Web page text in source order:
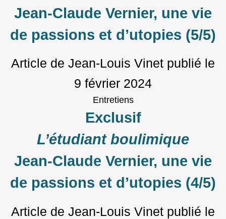
Jean-Claude Vernier, une vie
de passions et d’utopies (5/5)
Article de Jean-Louis Vinet publié le
9 février 2024
Entretiens
Exclusif
L’étudiant boulimique
Jean-Claude Vernier, une vie
de passions et d’utopies (4/5)
Article de Jean-Louis Vinet publié le